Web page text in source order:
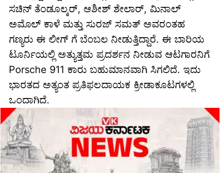
ಸಚಿನ್ ತೆಂಡೂಲ್ಕರ್, ಆಶೀಶ್ ಶೇಲಾರ್, ಮಿನಾಲ್
ಅಮೊಲ್ ಕಾಳೆ ಮತ್ತು ಸುರಜ್ ಸಮತ್ ಅವರಂತಹ
ಗಣ್ಯರು ಈ ಲೀಗ್ ಗೆ ಬೆಂಬಲ ನೀಡುತ್ತಿದ್ದಾರೆ. ಈ ಬಾರಿಯ
ಟೂರ್ನಿಯಲ್ಲಿ ಅತ್ಯುತ್ತಮ ಪ್ರದರ್ಶನ ನೀಡುವ ಆಟಗಾರನಿಗೆ
Porsche 911 ಕಾರು ಬಹುಮಾನವಾಗಿ ಸಿಗಲಿದೆ. ಇದು
ಭಾರತದ ಅತ್ಯಂತ ಪ್ರತಿಫಲದಾಯಕ ಕ್ರೀಡಾಕೂಟಗಳಲ್ಲಿ
ಒಂದಾಗಿದೆ.